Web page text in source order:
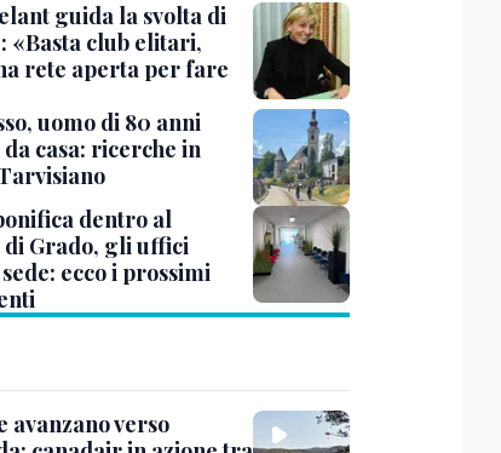
guida la svolta di
«Basta club elitari,
rete aperta per fare
uomo di 80 anni
casa: ricerche in
dentro al
Grado, gli uffici
ecco i prossimi
avanzano verso